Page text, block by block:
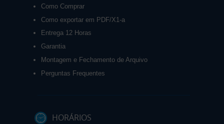
Como Comprar
Como exportar em PDF/X1-a
Entrega 12 Horas
Garantia
Montagem e Fechamento de Arquivo
Perguntas Frequentes
HORÁRIOS